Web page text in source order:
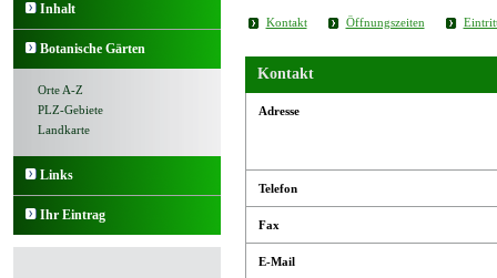
Inhalt
Botanische Gärten
Orte A-Z
PLZ-Gebiete
Landkarte
Links
Ihr Eintrag
Kontakt Öffnungszeiten
Kontakt
Adresse
Telefon
Fax
E-Mail